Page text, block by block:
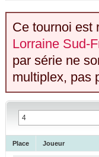
Ce tournoi est
Lorraine Sud-
par série ne
multiplex, pas
Place Joueur